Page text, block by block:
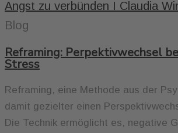
Blog
Reframing: Perpektivwechsel
Stress
Reframing, eine Methode aus der
damit gezielter einen
Die Technik ermöglicht es, negative